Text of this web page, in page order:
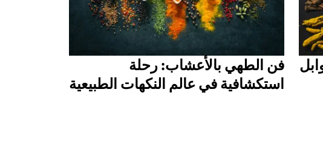
فن الطهي بالأعشاب: رحلة
استكشافية في عالم النكهات الطبيعية